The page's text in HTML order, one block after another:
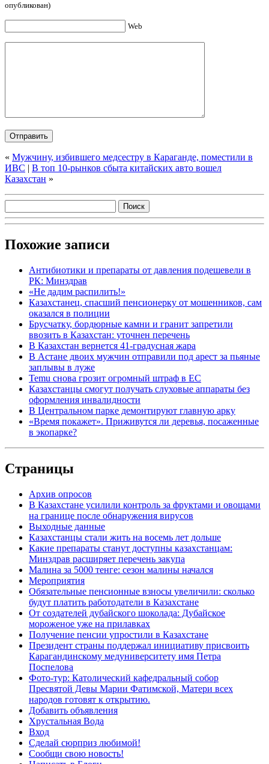
опубликован)
Web
« Мужчину, избившего медсестру в Караганде, поместили в
ИВС | В топ 10-рынков сбыта китайских авто вошел
Казахстан »
Похожие записи
Антибиотики и препараты от давления подешевели в
РК: Минздрав
«Не дадим распилить!»
Казахстанец, спасший пенсионерку от мошенников, сам
оказался в полиции
Брусчатку, бордюрные камни и гранит запретили
ввозить в Казахстан: уточнен перечень
В Казахстан вернется 41-градусная жара
В Астане двоих мужчин отправили под арест за пьяные
заплывы в луже
Temu снова грозит огромный штраф в ЕС
Казахстанцы смогут получать слуховые аппараты без
оформления инвалидности
В Центральном парке демонтируют главную арку
«Время покажет». Приживутся ли деревья, посаженные
в экопарке?
Страницы
Архив опросов
В Казахстане усилили контроль за фруктами и овощами
на границе после обнаружения вирусов
Выходные данные
Казахстанцы стали жить на восемь лет дольше
Какие препараты станут доступны казахстанцам:
Минздрав расширяет перечень закупа
Малина за 5000 тенге: сезон малины начался
Мероприятия
Обязательные пенсионные взносы увеличили: сколько
будут платить работодатели в Казахстане
От создателей дубайского шоколада: Дубайское
мороженое уже на прилавках
Получение пенсии упростили в Казахстане
Президент страны поддержал инициативу присвоить
Карагандинскому медуниверситету имя Петра
Поспелова
Фото-тур: Католический кафедральный собор
Пресвятой Девы Марии Фатимской, Матери всех
народов готовят к открытию.
Добавить объявления
Хрустальная Вода
Вход
Сделай сюрприз любимой!
Сообщи свою новость!